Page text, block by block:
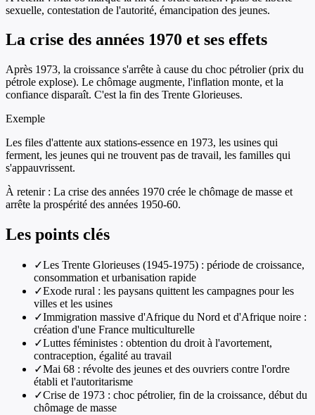
sexuelle, contestation de l'autorité, émancipation des jeunes.
La crise des années 1970 et ses effets
Après 1973, la croissance s'arrête à cause du choc pétrolier (prix du
pétrole explose). Le chômage augmente, l'inflation monte, et la
confiance disparaît. C'est la fin des Trente Glorieuses.
Exemple
Les files d'attente aux stations-essence en 1973, les usines qui
ferment, les jeunes qui ne trouvent pas de travail, les familles qui
s'appauvrissent.
À retenir : La crise des années 1970 crée le chômage de masse et
arrête la prospérité des années 1950-60.
Les points clés
✓Les Trente Glorieuses (1945-1975) : période de croissance,
consommation et urbanisation rapide
✓Exode rural : les paysans quittent les campagnes pour les
villes et les usines
✓Immigration massive d'Afrique du Nord et d'Afrique noire :
création d'une France multiculturelle
✓Luttes féministes : obtention du droit à l'avortement,
contraception, égalité au travail
✓Mai 68 : révolte des jeunes et des ouvriers contre l'ordre
établi et l'autoritarisme
✓Crise de 1973 : choc pétrolier, fin de la croissance, début du
chômage de masse